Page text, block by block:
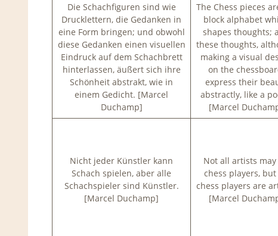
Die Schachfiguren sind wie
Drucklettern, die Gedanken in
eine Form bringen; und obwohl
diese Gedanken einen visuellen
Eindruck auf dem Schachbrett
hinterlassen, äußert sich ihre
Schönheit abstrakt, wie in
einem Gedicht. [Marcel
Duchamp]
The Chess pieces
block alphabet
shapes thoughts;
these thoughts,
making a visual
on the
express their
abstractly, like a
[Marcel
Nicht jeder Künstler kann
Schach spielen, aber alle
Schachspieler sind Künstler.
[Marcel Duchamp]
Not all artists may
chess players,
chess players are
[Marcel